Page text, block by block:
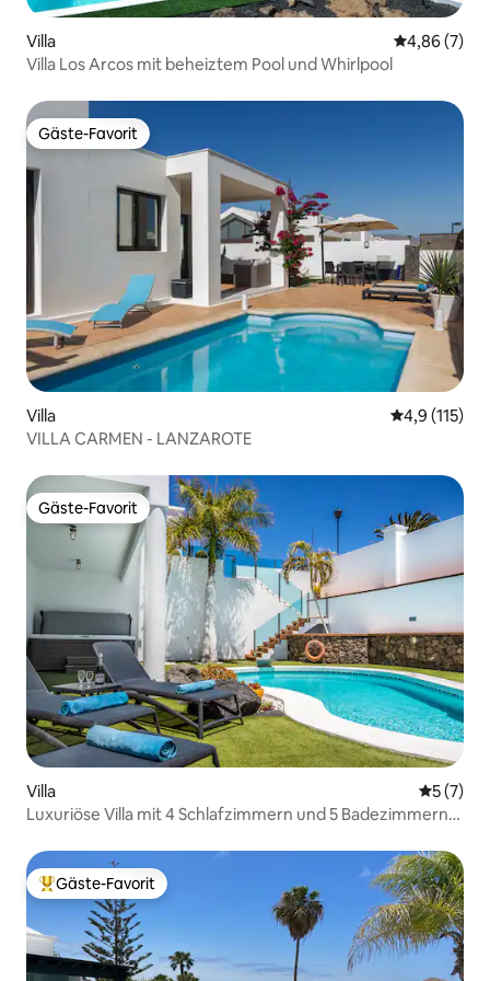
Villa
4,86 (7)
Villa Los Arcos mit beheiztem Pool und Whirlpool
Gäste-Favorit
Gäste-Favorit
Villa
4,9 (115)
VILLA CARMEN - LANZAROTE
Gäste-Favorit
Gäste-Favorit
Villa
5 (7)
Luxuriöse Villa mit 4 Schlafzimmern und 5 Badezimmern
Beliebter Gäste-Favorit.
Gäste-Favorit